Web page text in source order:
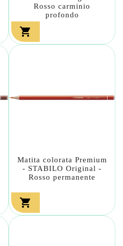
Rosso carminio
profondo

Matita colorata Premium
- STABILO Original -
Rosso permanente
